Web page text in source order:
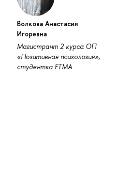
Волкова Анастасия
Игоревна
Магистрант 2 курса ОП
«Позитивная психология»,
студентка ЕТМА